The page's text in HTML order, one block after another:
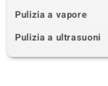
Pulizia a vapore
Pulizia a ultrasuoni